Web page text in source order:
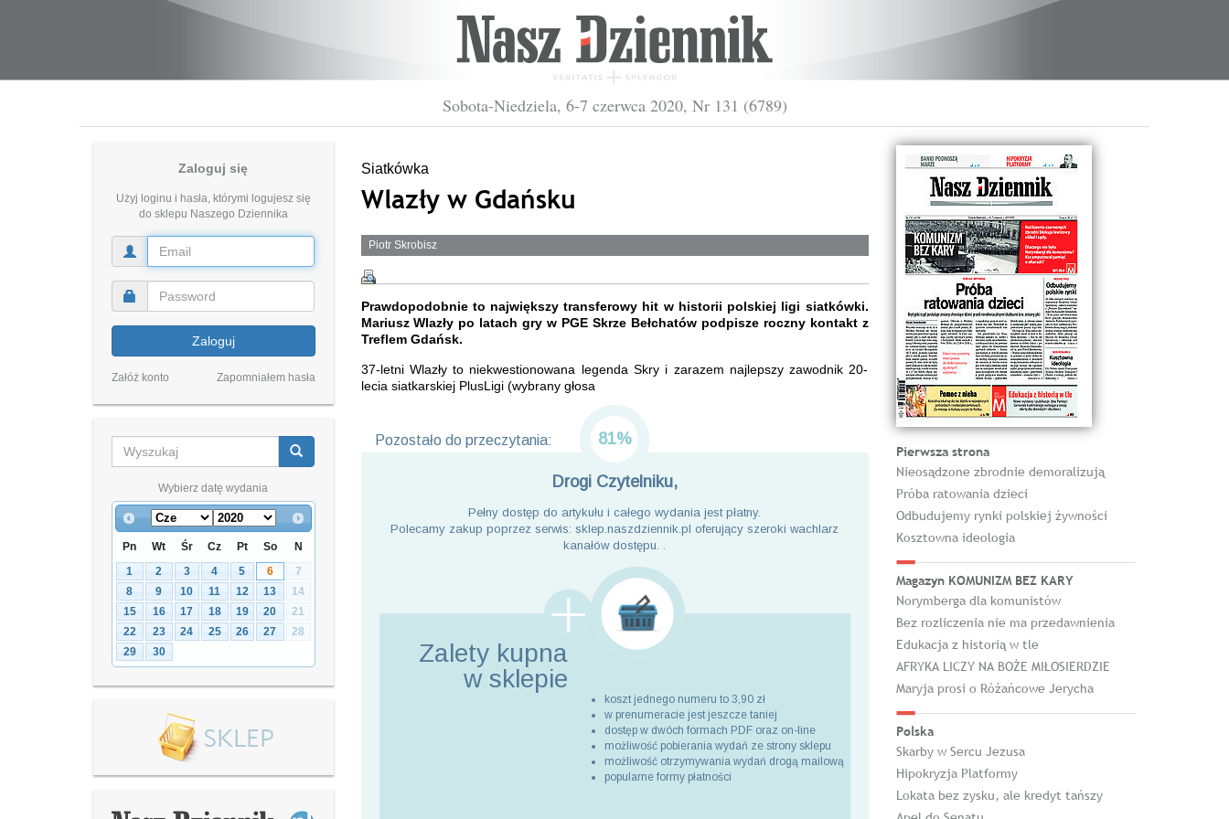
Sobota-Niedziela, 6-7 czerwca 2020, Nr 131 (6789)
Zaloguj się
Użyj loginu i hasła, którymi logujesz się
do sklepu Naszego Dziennika
Zaloguj
Załóż konto Zapomniałem hasła
Wybierz datę wydania
Pn Wt Śr Cz Pt So
N
1
2 3 4 5 6
7
8
9 10 11 12 13
14
15
16 17 18 19 20
21
22
23 24 25 26 27
28
29
30
Siatkówka
Wlazły w Gdańsku
Piotr Skrobisz
Prawdopodobnie to największy transferowy hit w historii polskiej ligi siatkówki.
Mariusz Wlazły po latach gry w PGE Skrze Bełchatów podpisze roczny kontakt z
Treflem Gdańsk.
37-letni Wlazły to niekwestionowana legenda Skry i zarazem najlepszy zawodnik 20-
lecia siatkarskiej PlusLigi (wybrany głosa
Pozostało do przeczytania: 81%
Drogi Czytelniku,
Pełny dostęp do artykułu i całego wydania jest płatny.
Polecamy zakup poprzez serwis: sklep.naszdziennik.pl oferujący szeroki wachlarz
kanałów dostępu. .
Zalety kupna
w sklepie
koszt jednego numeru to 3,90 zł
w prenumeracie jest jeszcze taniej
dostęp w dwóch formach PDF oraz on-line
możliwość pobierania wydań ze strony sklepu
możliwość otrzymywania wydań drogą mailową
popularne formy płatności
Pierwsza strona
Nieosądzone zbrodnie demoralizują
Próba ratowania dzieci
Odbudujemy rynki polskiej żywności
Kosztowna ideologia
Magazyn KOMUNIZM BEZ KARY
Norymberga dla komunistów
Bez rozliczenia nie ma przedawnienia
Edukacja z historią w tle
AFRYKA LICZY NA BOŻE MIŁOSIERDZIE
Maryja prosi o Różańcowe Jerycha
Polska
Skarby w Sercu Jezusa
Hipokryzja Platformy
Lokata bez zysku, ale kredyt tańszy